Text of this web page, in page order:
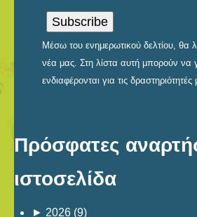
Μέσω του ενημερωτικού δελτίου, θα
νέα μας. Στη λίστα αυτή μπορούν να
ενδιαφέρονται για τις δραστηριότητές
Πρόσφατες
ιστοσελίδα
► 2026 (9)